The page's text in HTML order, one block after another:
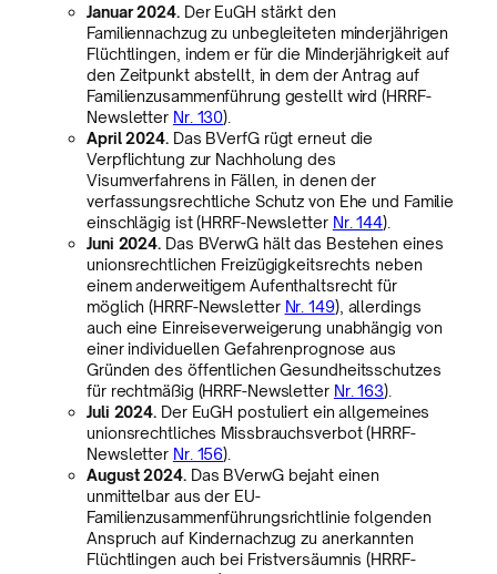
Januar 2024.Der EuGH stärkt den
Familiennachzug zu unbegleiteten minderjährigen
Flüchtlingen, indem er für die Minderjährigkeit auf
den Zeitpunkt abstellt, in dem der Antrag auf
Familienzusammenführung gestellt wird (HRRF-
Newsletter Nr. 130).
April 2024.Das BVerfG rügt erneut die
Verpflichtung zur Nachholung des
Visumverfahrens in Fällen, in denen der
verfassungsrechtliche Schutz von Ehe und Familie
einschlägig ist (HRRF-Newsletter Nr. 144).
Juni 2024. Das BVerwG hält das Bestehen eines
unionsrechtlichen Freizügigkeitsrechts neben
einem anderweitigem Aufenthaltsrecht für
möglich (HRRF-Newsletter Nr. 149), allerdings
auch eine Einreiseverweigerung unabhängig von
einer individuellen Gefahrenprognose aus
Gründen des öffentlichen Gesundheitsschutzes
für rechtmäßig (HRRF-Newsletter Nr. 163).
Juli 2024. Der EuGH postuliert ein allgemeines
unionsrechtliches Missbrauchsverbot (HRRF-
Newsletter Nr. 156).
August 2024.Das BVerwG bejaht einen
unmittelbar aus der EU-
Familienzusammenführungsrichtlinie folgenden
Anspruch auf Kindernachzug zu anerkannten
Flüchtlingen auch bei Fristversäumnis (HRRF-